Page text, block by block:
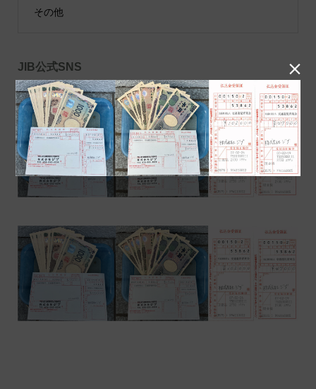
その他
JIB公式SNS 